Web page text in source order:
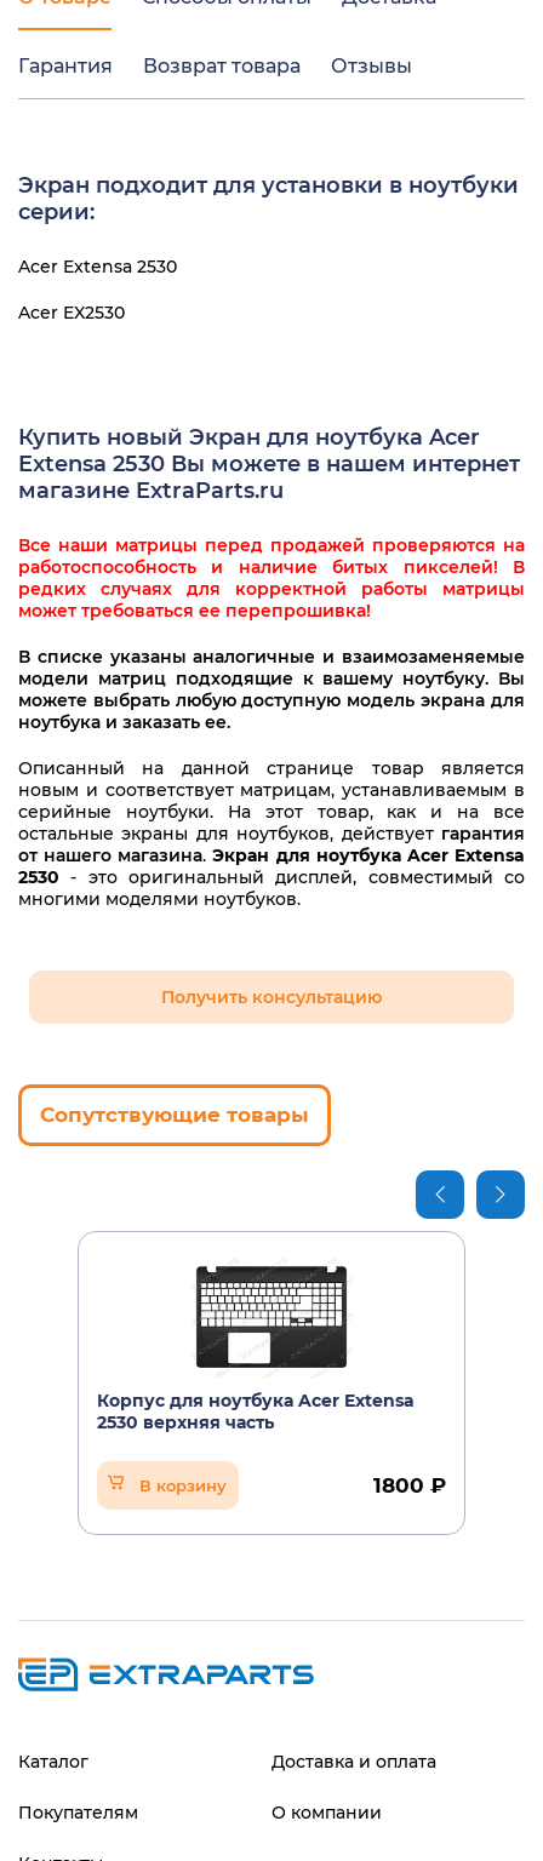
Гарантия Возврат товара Отзывы
Экран подходит для установки в ноутбуки
серии:
Acer Extensa 2530
Acer EX2530
Купить новый Экран для ноутбука Acer
Extensa 2530 Вы можете в нашем интернет
магазине ExtraParts.ru
Все наши матрицы перед продажей проверяются на
работоспособность и наличие битых пикселей! В
редких случаях для корректной работы матрицы
может требоваться ее перепрошивка!
В списке указаны аналогичные и взаимозаменяемые
модели матриц подходящие к вашему ноутбуку. Вы
можете выбрать любую доступную модель экрана для
ноутбука и заказать ее.
Описанный на данной странице товар является
новым и соответствует матрицам, устанавливаемым в
серийные ноутбуки. На этот товар, как и на все
остальные экраны для ноутбуков, действует гарантия
от нашего магазина.Экран для ноутбука Acer Extensa
2530 - это оригинальный дисплей, совместимый со
многими моделями ноутбуков.
Получить консультацию
Сопутствующие товары
Корпус для ноутбука Acer Extensa
2530 верхняя часть
В корзину 1800 ₽
Каталог Доставка и оплата
Покупателям О компании